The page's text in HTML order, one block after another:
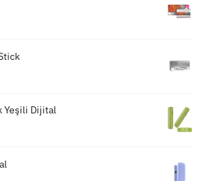
Yeşili Dijital